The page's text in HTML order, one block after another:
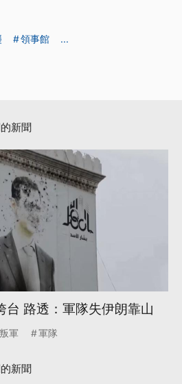
領事館 ...
新聞
台 路透：軍隊失伊朗靠山
叛軍 軍隊
新聞